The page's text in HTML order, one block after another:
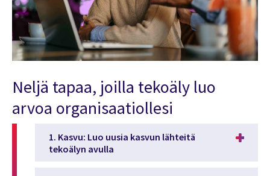
Neljä tapaa, joilla tekoäly luo
arvoa organisaatiollesi
1. Kasvu: Luo uusia kasvun lähteitä
tekoälyn avulla